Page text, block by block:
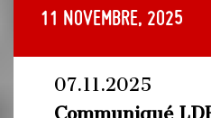
11 novembre, 2025
07.11.2025
Communiqué